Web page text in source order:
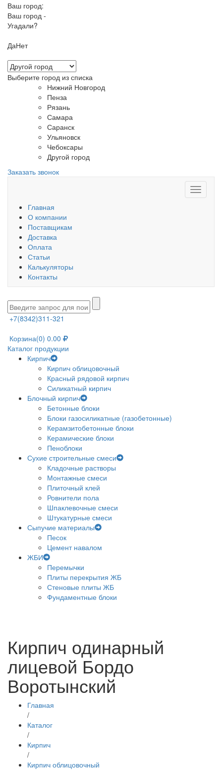
Ваш город:
Ваш город -
Угадали?
ДаНет
Выберите город из списка
Нижний Новгород
Пенза
Рязань
Самара
Саранск
Ульяновск
Чебоксары
Другой город
Заказать звонок
Главная
О компании
Поставщикам
Доставка
Оплата
Статьи
Калькуляторы
Контакты
+7(8342)311-321
Корзина(0) 0.00
Каталог продукции
Кирпич
Кирпич облицовочный
Красный рядовой кирпич
Силикатный кирпич
Блочный кирпич
Бетонные блоки
Блоки газосиликатные (газобетонные)
Керамзитобетонные блоки
Керамические блоки
Пеноблоки
Сухие строительные смеси
Кладочные растворы
Монтажные смеси
Плиточный клей
Ровнители пола
Шпаклевочные смеси
Штукатурные смеси
Сыпучие материалы
Песок
Цемент навалом
ЖБИ
Перемычки
Плиты перекрытия ЖБ
Стеновые плиты ЖБ
Фундаментные блоки
Кирпич одинарный
лицевой Бордо
Воротынский
Главная
/
Каталог
/
Кирпич
/
Кирпич облицовочный